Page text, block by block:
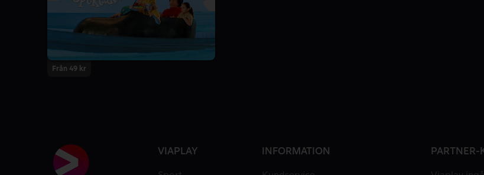
Från 49 kr
VIAPLAY INFORMATION PARTNER-